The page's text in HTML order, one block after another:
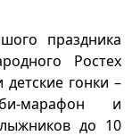
праздника
Ростех
гонки –
марафон и
до 10